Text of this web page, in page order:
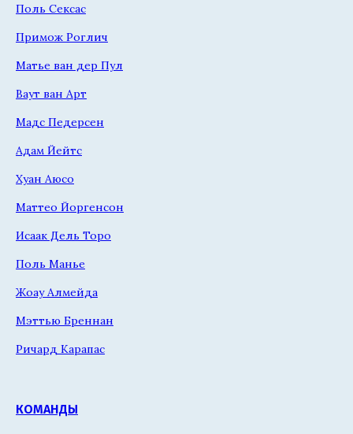
Поль Сексас
Примож Роглич
Матье ван дер Пул
Ваут ван Арт
Мадс Педерсен
Адам Йейтс
Хуан Аюсо
Маттео Йоргенсон
Исаак Дель Торо
Поль Манье
Жоау Алмейда
Мэттью Бреннан
Ричард Карапас
КОМАНДЫ